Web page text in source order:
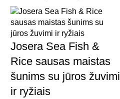
Josera Sea Fish &
Rice sausas maistas
šunims su jūros žuvimi
ir ryžiais